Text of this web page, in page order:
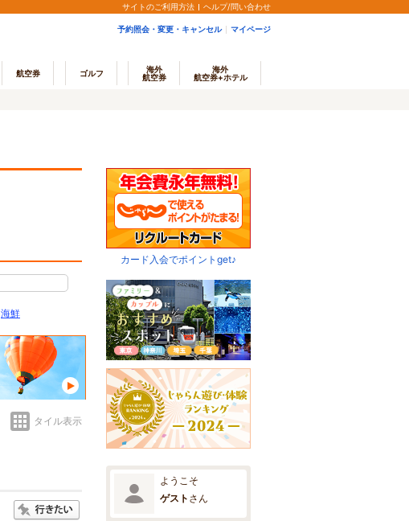
サイトのご利用方法 ヘルプ/問い合わせ
予約照会・変更・キャンセル マイページ
航空券 ゴルフ
海外
航空券
海外
航空券+ホテル
海鮮
タイル表示
カード入会でポイントget♪
ようこそ
ゲスト さん